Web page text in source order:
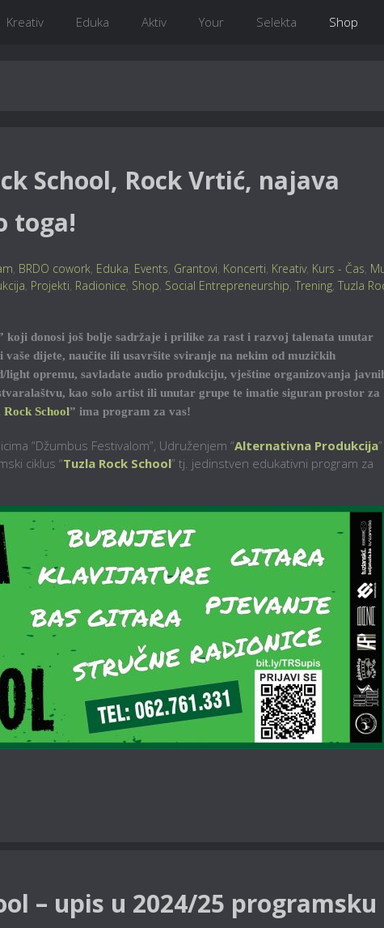
Kreativ Eduka Aktiv Your Selekta Shop
School, Rock Vrtić, najava
toga!
, BRDO cowork, Eduka, Events, Grantovi, Koncerti, Kreativ, Kurs - Čas,
, Projekti, Radionice, Shop, Social Entrepreneurship, Trening, Tuzla
koji donosi još bolje sadržaje i prilike za rast i razvoj talenata unutar
dijete, naučite ili usavršite sviranje na nekim od muzičkih
opremu, savladate audio produkciju, vještine organizovanja
kao solo artist ili unutar grupe te imatie siguran prostor za
Rock School” ima program za vas!
“Džumbus Festivalom”, Udruženjem “Alternativna Produkcija
ciklus “Tuzla Rock School” tj. jedinstven edukativni program za
– upis u 2024/25 programsku